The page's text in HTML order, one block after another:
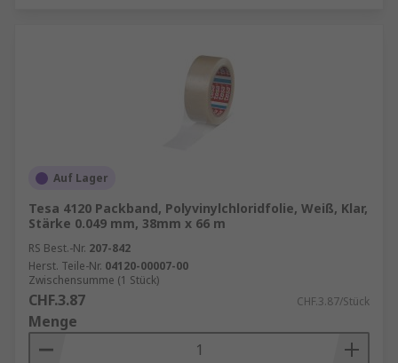
Auf Lager
Tesa 4120 Packband, Polyvinylchloridfolie, Weiß, Klar,
Stärke 0.049 mm, 38mm x 66 m
RS Best.-Nr. 207-842
Herst. Teile-Nr. 04120-00007-00
Zwischensumme (1 Stück)
CHF.3.87 CHF.3.87/Stück
Menge